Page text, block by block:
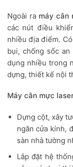
Ngoài ra máy cân
các nút điều
nhiều địa điểm.
bụi, chống sốc an
dụng nhiều trong
dựng, thiết kế nội
Máy cân mực
Dựng cột, xây
ngăn cửa kính,
sàn nhà tường
Lắp đặt hệ